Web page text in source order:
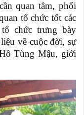
quan tâm, phối
tổ chức tốt các
tổ chứctrưng bày
về cuộc đời, sự
Tùng Mậu, giới